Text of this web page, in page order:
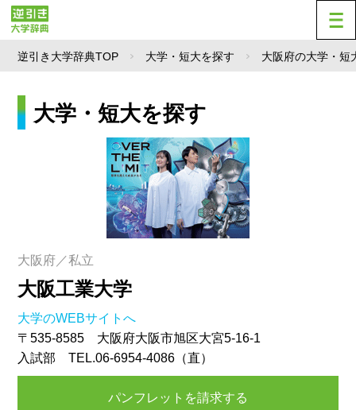
逆引き大学辞典TOP 大学・短大を探す 大阪府の大学・短
大学・短大を探す
大阪府／私立
大阪工業大学
大学のWEBサイトへ
〒535-8585 大阪府大阪市旭区大宮5-16-1
入試部 TEL.06-6954-4086（直）
パンフレットを請求する